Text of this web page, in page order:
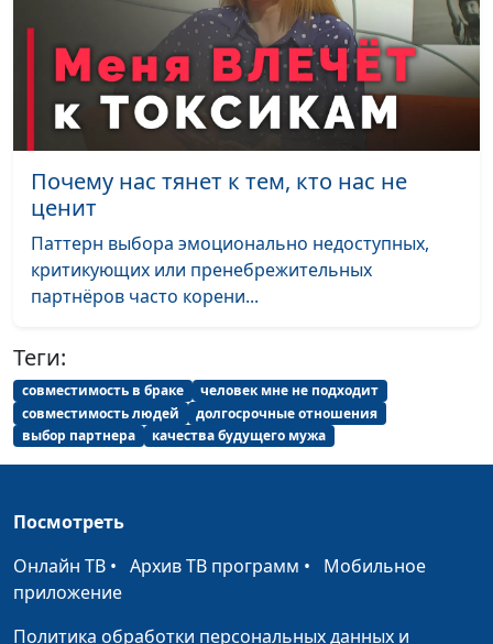
Интернет — польза или
вред?
Евгений Скрипников #102
Библия. Инструкция по
применению
Евгений Скрипников #101
Чек-лист по Библии Евгений Скрипников
Благодарность
лайф-коуч
Методы управления
Полезные утренние
ритуалы
лайф-коуч
Пирамида Франклина:
учимся планировать
Александр Кузнецов,
лайф-коуч
неуравновешенность
Планирование целей на
год
Александр Кузнецов,
Почему нас тянет к тем, кто нас не
ценит
Паттерн выбора эмоционально недоступных,
критикующих или пренебрежительных
партнёров часто корени...
Теги:
совместимость в браке
человек мне не подходит
совместимость людей
долгосрочные отношения
выбор партнера
качества будущего мужа
Посмотреть
Онлайн ТВ • Архив ТВ программ • Мобильное
приложение
Политика обработки персональных данных и